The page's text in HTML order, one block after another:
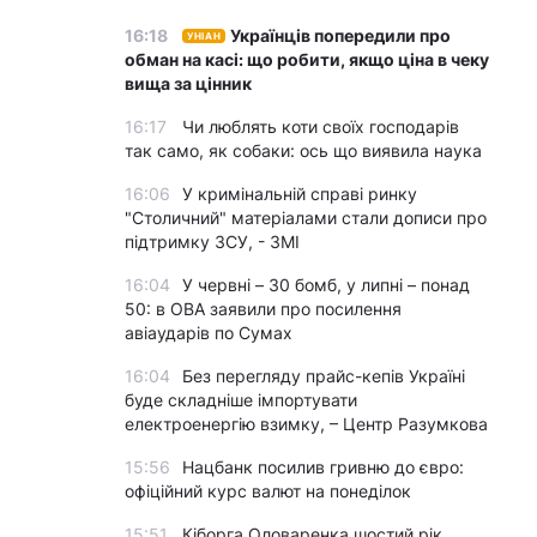
16:18 УНІАН
Українців попередили про
обман на касі: що робити, якщо ціна в чеку
вища за цінник
16:17
Чи люблять коти своїх господарів
так само, як собаки: ось що виявила наука
16:06
У кримінальній справі ринку
"Столичний" матеріалами стали дописи про
підтримку ЗСУ, - ЗМІ
16:04
У червні – 30 бомб, у липні – понад
50: в ОВА заявили про посилення
авіаударів по Сумах
16:04
Без перегляду прайс-кепів Україні
буде складніше імпортувати
електроенергію взимку, – Центр Разумкова
15:56
Нацбанк посилив гривню до євро:
офіційний курс валют на понеділок